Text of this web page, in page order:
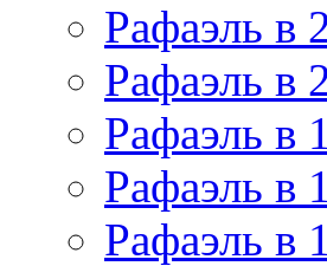
Рафаэль в
Рафаэль в
Рафаэль в
Рафаэль в
Рафаэль в